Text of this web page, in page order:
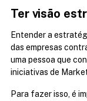
Ter visão
Entender a
das empresas
uma pessoa que
iniciativas de
Para fazer isso, é